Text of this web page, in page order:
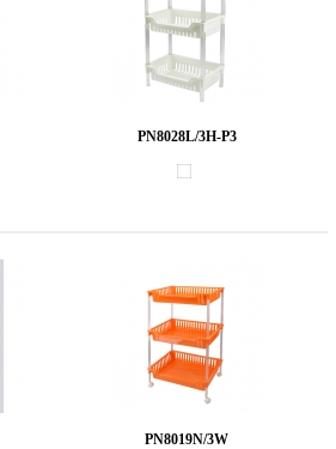
PN8028L/3H-P3
PN8019N/3W